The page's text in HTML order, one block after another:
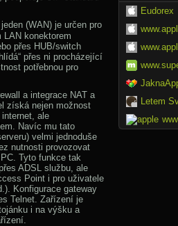
(WAN) je určen pro
konektorem
přes HUB/switch
přes ni procházející
potřebnou pro
a integrace NAT a
získá nejen možnost
ale
Navíc mu tato
velmi jednoduše
nutnosti provozovat
Tyto funkce tak
ADSL službu, ale
Point i pro uživatele
Konfigurace gateway
Telnet. Zařízení je
i na výšku a
Eudorex
Letem